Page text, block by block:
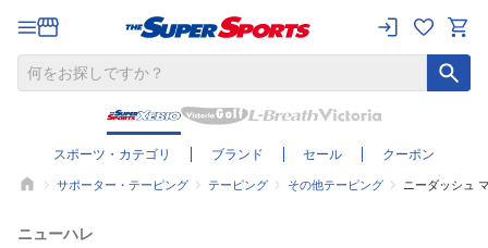
スポーツ・カテゴリ ブランド セール クーポン
サポーター・テーピング テーピング その他テーピング ニーダッシュ
ニューハレ